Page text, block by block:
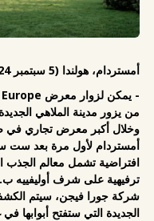
أمستردام، هولندا (5 سبتمبر 2024)
وخلال أكبر معرض تجاري في
أمستردام لأول مرة بعد ست
افتراضية تشمل معالم
ترفيهية على شرف أوليفييه
شركة جورا فيجن، سيتم
الجديدة التي ستفتح أبوابها في